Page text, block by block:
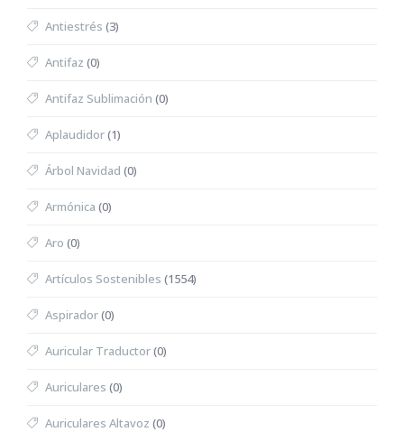
Antiestrés (3)
Antifaz (0)
Antifaz Sublimación (0)
Aplaudidor(1)
Árbol Navidad (0)
Armónica (0)
Aro (0)
Artículos Sostenibles (1554)
Aspirador(0)
Auricular Traductor(0)
Auriculares (0)
Auriculares Altavoz (0)